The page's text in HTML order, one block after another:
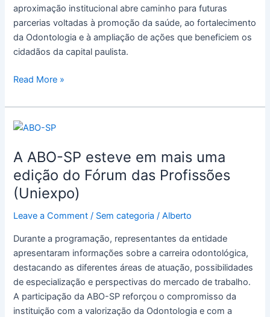
aproximação institucional abre caminho para futuras
parcerias voltadas à promoção da saúde, ao fortalecimento
da Odontologia e à ampliação de ações que beneficiem os
cidadãos da capital paulista.
Read More »
A ABO-SP esteve em mais uma
edição do Fórum das Profissões
(Uniexpo)
Leave a Comment / Sem categoria /Alberto
Durante a programação, representantes da entidade
apresentaram informações sobre a carreira odontológica,
destacando as diferentes áreas de atuação, possibilidades
de especialização e perspectivas do mercado de trabalho.
A participação da ABO-SP reforçou o compromisso da
instituição com a valorização da Odontologia e com a
A
SP
esteve
em
mais
uma
do
Fórum
das
Profissões
(Uniexpo)